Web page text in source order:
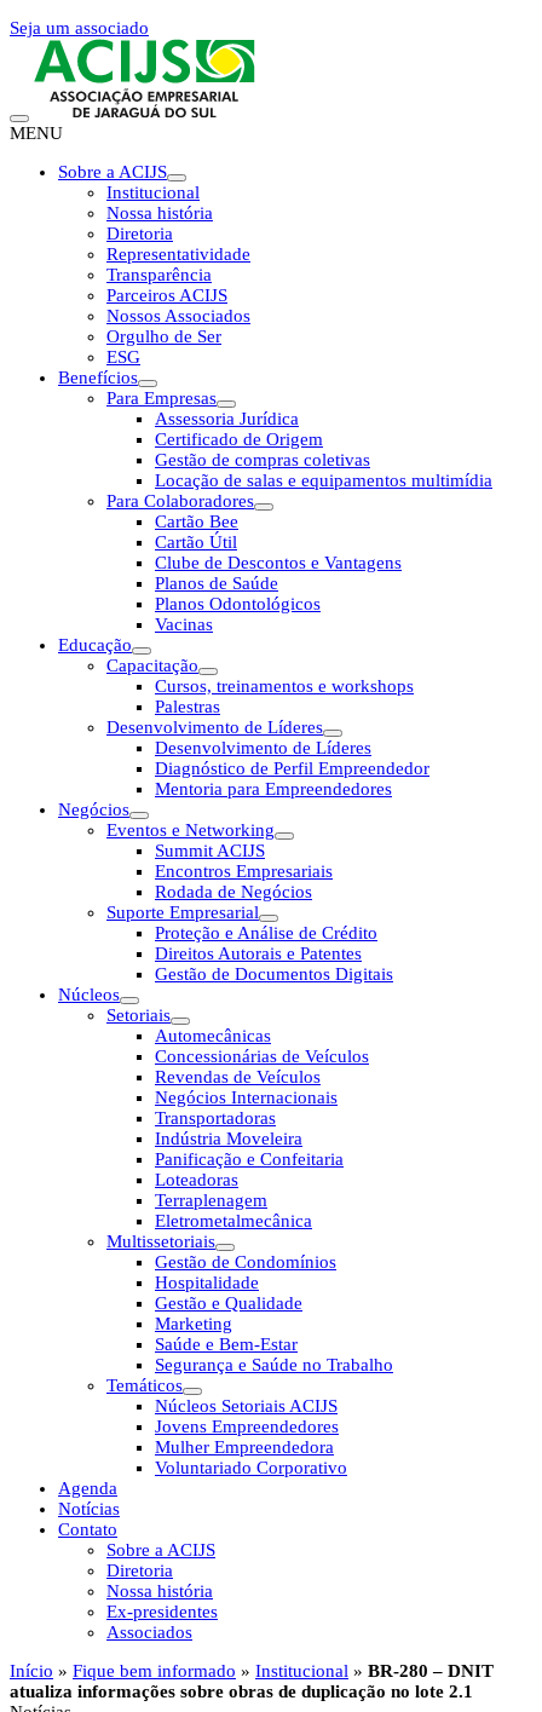
Seja um associado
MENU
Sobre a ACIJS
Institucional
Nossa história
Diretoria
Representatividade
Transparência
Parceiros ACIJS
Nossos Associados
Orgulho de Ser
ESG
Benefícios
Para Empresas
Assessoria Jurídica
Certificado de Origem
Gestão de compras coletivas
Locação de salas e equipamentos multimídia
Para Colaboradores
Cartão Bee
Cartão Útil
Clube de Descontos e Vantagens
Planos de Saúde
Planos Odontológicos
Vacinas
Educação
Capacitação
Cursos, treinamentos e workshops
Palestras
Desenvolvimento de Líderes
Desenvolvimento de Líderes
Diagnóstico de Perfil Empreendedor
Mentoria para Empreendedores
Negócios
Eventos e Networking
Summit ACIJS
Encontros Empresariais
Rodada de Negócios
Suporte Empresarial
Proteção e Análise de Crédito
Direitos Autorais e Patentes
Gestão de Documentos Digitais
Núcleos
Setoriais
Automecânicas
Concessionárias de Veículos
Revendas de Veículos
Negócios Internacionais
Transportadoras
Indústria Moveleira
Panificação e Confeitaria
Loteadoras
Terraplenagem
Eletrometalmecânica
Multissetoriais
Gestão de Condomínios
Hospitalidade
Gestão e Qualidade
Marketing
Saúde e Bem-Estar
Segurança e Saúde no Trabalho
Temáticos
Núcleos Setoriais ACIJS
Jovens Empreendedores
Mulher Empreendedora
Voluntariado Corporativo
Agenda
Notícias
Contato
Sobre a ACIJS
Diretoria
Nossa história
Ex-presidentes
Associados
Início » Fique bem informado » Institucional » BR-280 – DNIT
atualiza informações sobre obras de duplicação no lote 2.1